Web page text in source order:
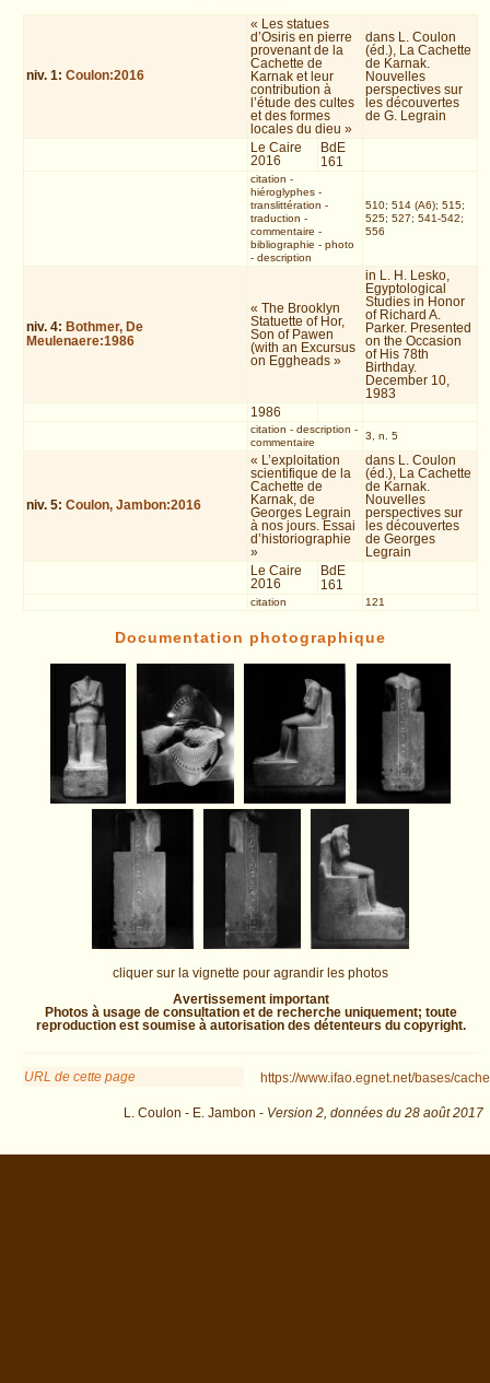
niv. 1:Coulon:2016
« Les statues
d’Osiris en pierre
provenant de la
Cachette de
Karnak et leur
contribution à
l’étude des cultes
et des formes
locales du dieu »
dans L. Coulon
(éd.), La Cachette
de Karnak.
Nouvelles
perspectives sur
les découvertes
de G. Legrain
Le Caire
2016
BdE
161
citation -
hiéroglyphes-
translittération -
traduction -
commentaire -
bibliographie - photo
- description
510; 514 (A6); 515;
525; 527; 541-542;
556
niv. 4: Bothmer, De
Meulenaere:1986
« The Brooklyn
Statuette of Hor,
Son of Pawen
(with an Excursus
on Eggheads »
in L. H. Lesko,
Egyptological
Studies in Honor
of Richard A.
Parker. Presented
on the Occasion
of His 78th
Birthday.
December 10,
1983
1986
citation - description -
commentaire
3, n. 5
niv. 5:Coulon, Jambon:2016
« L’exploitation
scientifique de la
Cachette de
Karnak, de
Georges Legrain
à nos jours. Essai
d’historiographie
»
dans L. Coulon
(éd.), La Cachette
de Karnak.
Nouvelles
perspectives sur
les découvertes
de Georges
Legrain
Le Caire
2016
BdE
161
citation 121
Documentation photographique
cliquer sur la vignette pour agrandir les photos
Avertissement important
Photos à usage de consultation et de recherche uniquement; toute
reproduction est soumise à autorisation des détenteurs du copyright.
URL de cette page https://www.ifao.egnet.net/bases/
L. Coulon - E. Jambon - Version 2, données du 28 août 2017